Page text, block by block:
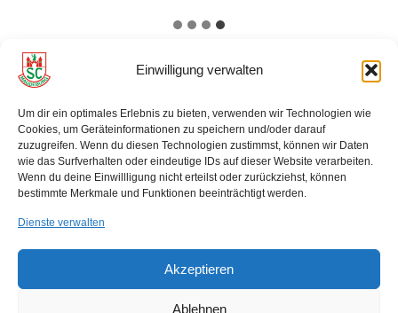
Einwilligung verwalten
Um dir ein optimales Erlebnis zu bieten, verwenden wir Technologien wie
Cookies, um Geräteinformationen zu speichern und/oder darauf
zuzugreifen. Wenn du diesen Technologien zustimmst, können wir Daten
wie das Surfverhalten oder eindeutige IDs auf dieser Website verarbeiten.
Wenn du deine Einwillligung nicht erteilst oder zurückziehst, können
bestimmte Merkmale und Funktionen beeinträchtigt werden.
Dienste verwalten
Akzeptieren
Ablehnen
Startseite SCM Schwimmen
Datenschutzerklärung
Impressum
Cookie-Richtlinie (EU)